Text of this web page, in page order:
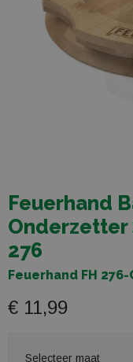
Feuerhand
Onderzetter
276
Feuerhand FH 276-
€ 11,99
Selecteer maat